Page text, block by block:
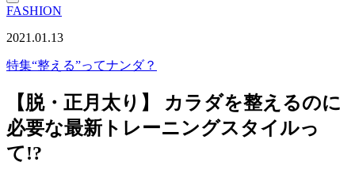
FASHION
2021.01.13
特集“整える”ってナンダ？
【脱・正月太り】 カラダを整えるのに
必要な最新トレーニングスタイルっ
て!?